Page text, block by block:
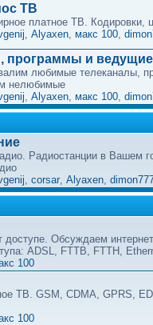
ТВ
платное ТВ. Кодировки,
Alyaxen макс 100
программы и ведущие
любимые телеканалы,
нелюбимые
Alyaxen макс 100
Радиостанции в Вашем
corsar Alyaxen
доступе. Обсуждаем
ADSL, FTTB, FTTH,
100
ТВ. GSM, CDMA, GPRS,
100